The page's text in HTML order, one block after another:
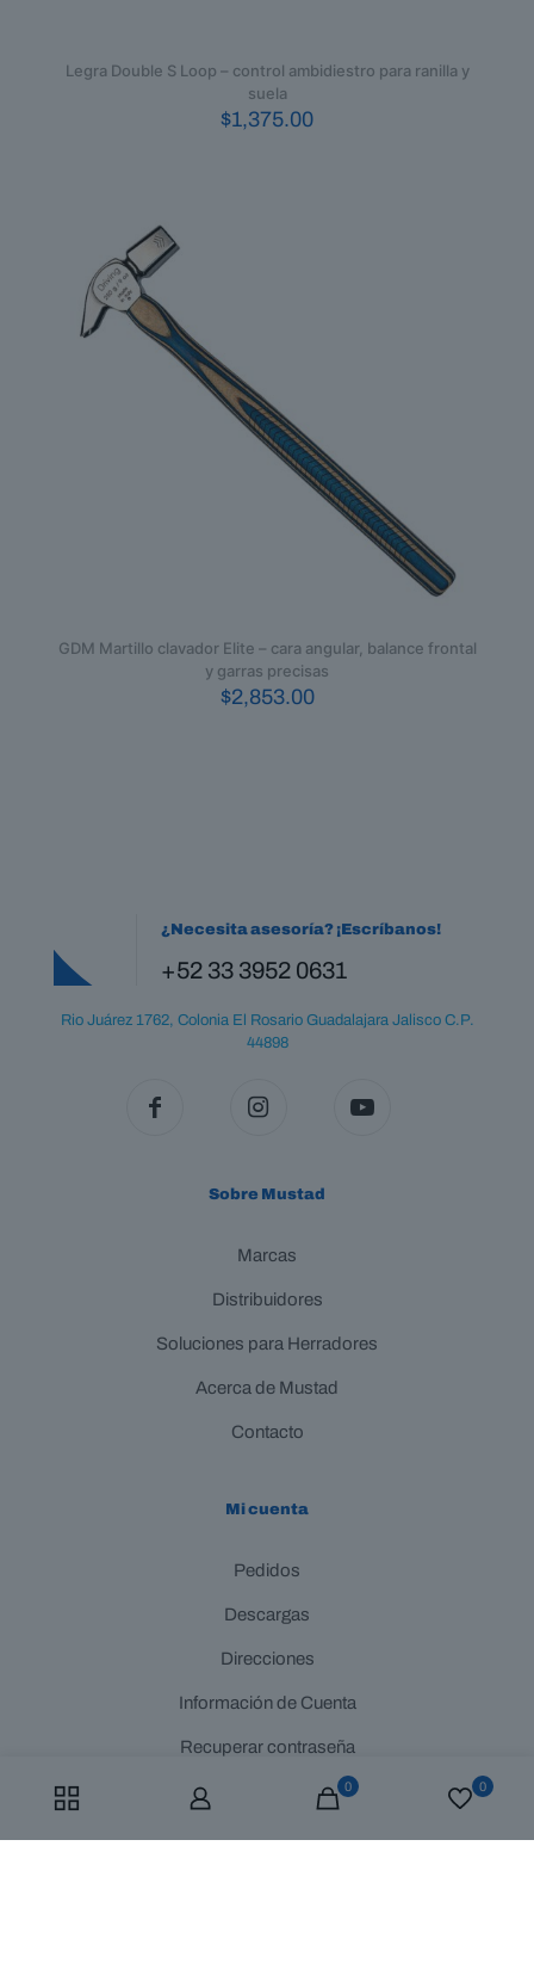
Legra Double S Loop – control ambidiestro para ranilla y
suela
$1,375.00
GDM Martillo clavador Elite – cara angular, balance frontal
y garras precisas
$2,853.00
¿Necesita asesoría? ¡Escríbanos!
+52 33 3952 0631
Rio Juárez 1762, Colonia El Rosario Guadalajara Jalisco C.P.
44898
Sobre Mustad
Marcas
Distribuidores
Soluciones para Herradores
Acerca de Mustad
Contacto
Mi cuenta
Pedidos
Descargas
Direcciones
Información de Cuenta
Recuperar contraseña
0 0